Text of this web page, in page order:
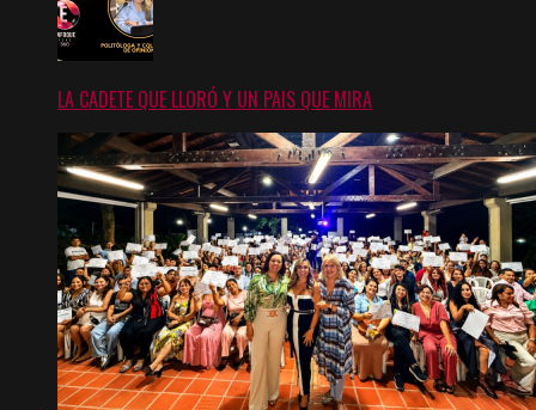
LA CADETE QUE LLORÓ Y UN PAIS QUE MIRA